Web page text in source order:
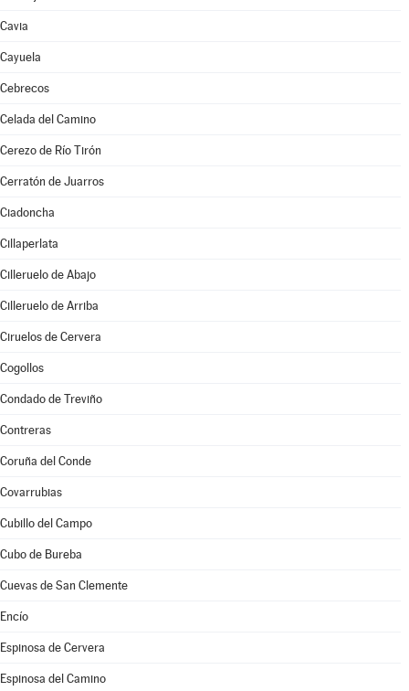
Cavia
Cayuela
Cebrecos
Celada del Camino
Cerezo de Río Tirón
Cerratón de Juarros
Ciadoncha
Cillaperlata
Cilleruelo de Abajo
Cilleruelo de Arriba
Ciruelos de Cervera
Cogollos
Condado de Treviño
Contreras
Coruña del Conde
Covarrubias
Cubillo del Campo
Cubo de Bureba
Cuevas de San Clemente
Encío
Espinosa de Cervera
Espinosa del Camino